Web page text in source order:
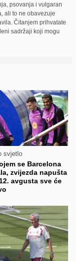
psovanja i vulgaran
ali to ne obavezuje
Čitanjem prihvatate
sadržaji koji mogu
svjetlo
se Barcelona
zvijezda napušta
avgusta sve će